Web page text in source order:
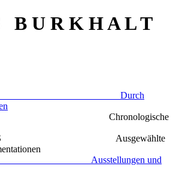
B U R K H A L T
Durch
Chronologische
Ausgewählte
und